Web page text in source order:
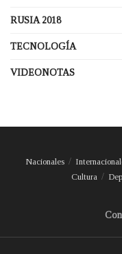
RUSIA 2018
TECNOLOGÍA
VIDEONOTAS
Nacionales
Cultura